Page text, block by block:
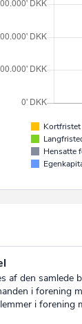
Hensatte
af den samlede
i forening
i forening